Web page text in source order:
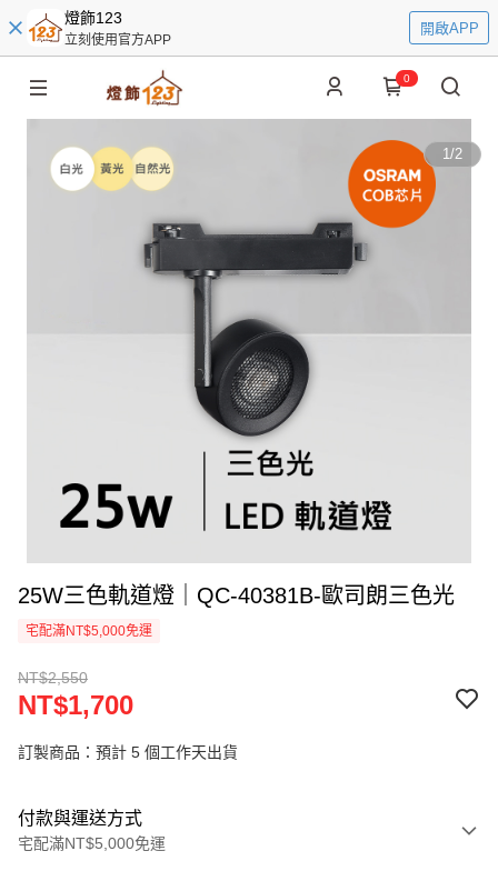
燈飾123
立刻使用官方APP
開啟APP
0
1/2
25W三色軌道燈｜QC-40381B-歐司朗三色光
宅配滿NT$5,000免運
NT$2,550
NT$1,700
訂製商品：預計 5 個工作天出貨
付款與運送方式
宅配滿NT$5,000免運